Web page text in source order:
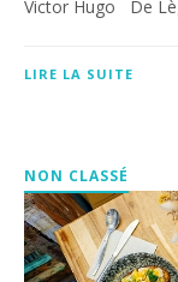
Victor Hugo De
LIRE LA SUITE
NON CLASSÉ